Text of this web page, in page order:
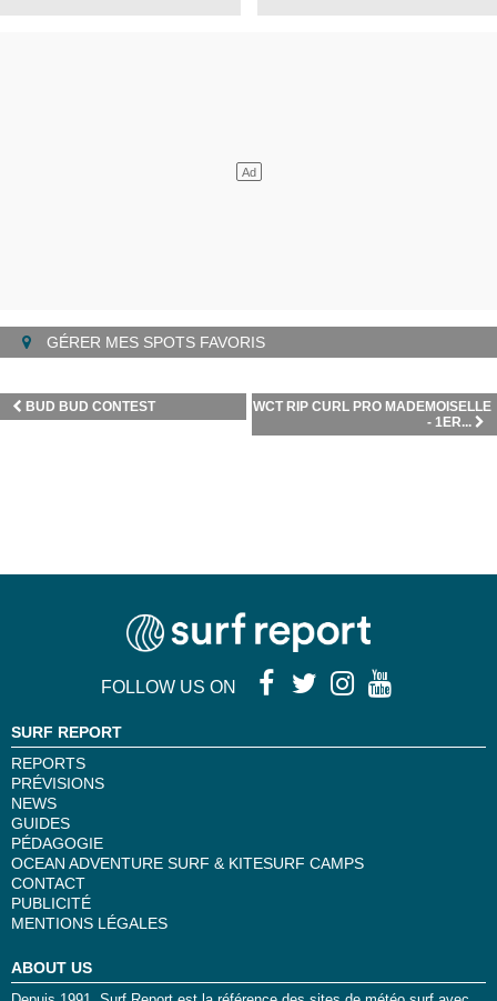
GÉRER MES SPOTS FAVORIS
WCT RIP CURL PRO MADEMOISELLE
- 1ER...
BUD BUD CONTEST
FOLLOW US ON
SURF REPORT
REPORTS
PRÉVISIONS
NEWS
GUIDES
PÉDAGOGIE
OCEAN ADVENTURE SURF & KITESURF CAMPS
CONTACT
PUBLICITÉ
MENTIONS LÉGALES
ABOUT US